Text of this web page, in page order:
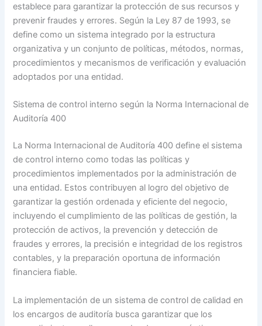
establece para garantizar la protección de sus recursos y
prevenir fraudes y errores. Según la Ley 87 de 1993, se
define como un sistema integrado por la estructura
organizativa y un conjunto de políticas, métodos, normas,
procedimientos y mecanismos de verificación y evaluación
adoptados por una entidad.
Sistema de control interno según la Norma Internacional de
Auditoría 400
La Norma Internacional de Auditoría 400 define el sistema
de control interno como todas las políticas y
procedimientos implementados por la administración de
una entidad. Estos contribuyen al logro del objetivo de
garantizar la gestión ordenada y eficiente del negocio,
incluyendo el cumplimiento de las políticas de gestión, la
protección de activos, la prevención y detección de
fraudes y errores, la precisión e integridad de los registros
contables, y la preparación oportuna de información
financiera fiable.
La implementación de un sistema de control de calidad en
los encargos de auditoría busca garantizar que los